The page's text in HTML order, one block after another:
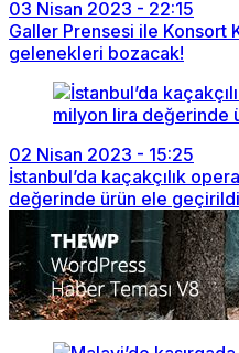
03 Nisan 2023 - 22:15
Galler Prensesi ile
gelenekleri bozacak!
02 Nisan 2023 - 15:25
İstanbul’da kaçakçılık
değerinde ürün ele geçirildi